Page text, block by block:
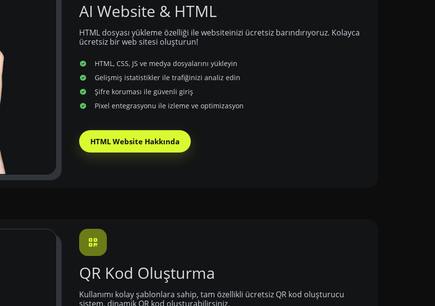
AI Website & HTML
HTML dosyası yükleme özelliği ile websiteinizi ücretsiz barındırıyoruz. Kolayca
ücretsiz bir web sitesi oluşturun!
HTML, CSS, JS ve medya dosyalarını yükleyin
Gelişmiş istatistikler ile trafiğinizi analiz edin
Şifre koruması ile güvenli giriş
Pixel entegrasyonu ile izleme ve optimizasyon
HTML Website Hakkında
QR Kod Oluşturma
Kullanımı kolay şablonlara sahip, tam özellikli ücretsiz QR kod oluşturucu
sistem, dinamik QR kod oluşturabilirsiniz.